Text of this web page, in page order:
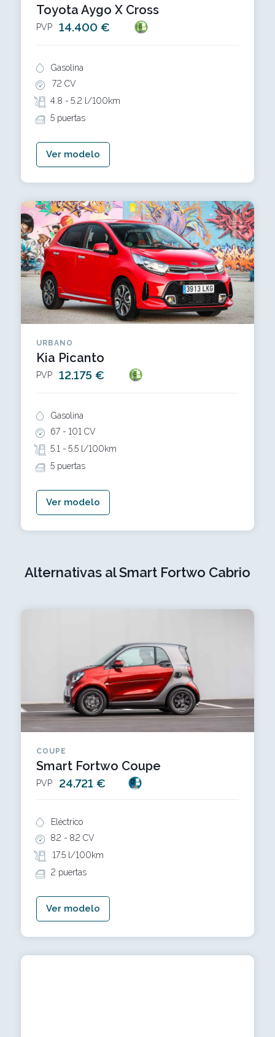
Toyota Aygo X Cross
PVP 14.400 €
Gasolina
72 CV
4.8 - 5.2 l/100km
5 puertas
Ver modelo
URBANO
Kia Picanto
PVP 12.175 €
Gasolina
67 - 101 CV
5.1 - 5.5 l/100km
5 puertas
Ver modelo
Alternativas al Smart Fortwo Cabrio
COUPE
Smart Fortwo Coupe
PVP 24.721 €
Eléctrico
82 - 82 CV
17.5 l/100km
2 puertas
Ver modelo